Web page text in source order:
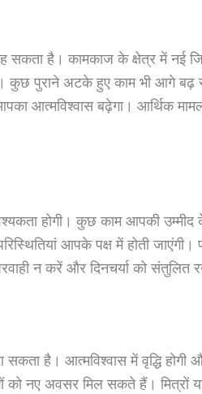
है। कामकाज के क्षेत्र में नई
कुछ पुराने अटके हुए काम भी आगे बढ़
आत्मविश्वास बढ़ेगा। आर्थिक
होगी। कुछ काम आपकी उम्मीद
आपके पक्ष में होती
न करें और दिनचर्या को संतुलित
है। आत्मविश्वास में वृद्धि
को नए अवसर मिल सकते हैं। मित्रों